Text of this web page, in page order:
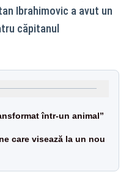
Ibrahimovic a avut un
căpitanul
într-un animal”
care visează la un nou